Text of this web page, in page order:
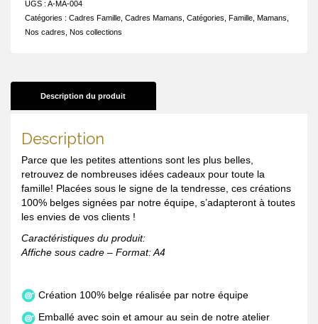
UGS : A-MA-004
Catégories : Cadres Famille Cadres Mamans Catégories Famille Mamans
Nos cadres Nos collections
Description du produit
Description
Parce que les petites attentions sont les plus belles,
retrouvez de nombreuses idées cadeaux pour toute la
famille! Placées sous le signe de la tendresse, ces créations
100% belges signées par notre équipe, s’adapteront à toutes
les envies de vos clients !
Caractéristiques du produit:
Affiche sous cadre – Format: A4
Création 100% belge réalisée par notre équipe
Emballé avec soin et amour au sein de notre atelier